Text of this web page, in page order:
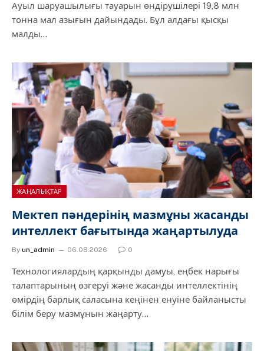
Ауыл шаруашылығы тауарын өндірушілері 19,8 млн
тонна мал азығын дайындады. Бұл алдағы қысқы
малды…
ЖАҢАЛЫҚТАР
Мектеп пәндерінің мазмұны жасанды
интеллект бағытында жаңартылуда
By un_admin 06.08.2026 0
Технологиялардың қарқынды дамуы, еңбек нарығы
талаптарының өзгеруі және жасанды интеллектінің
өмірдің барлық саласына кеңінен енуіне байланысты
білім беру мазмұнын жаңарту…